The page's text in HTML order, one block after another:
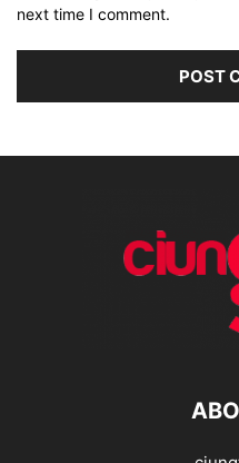
next time I comment.